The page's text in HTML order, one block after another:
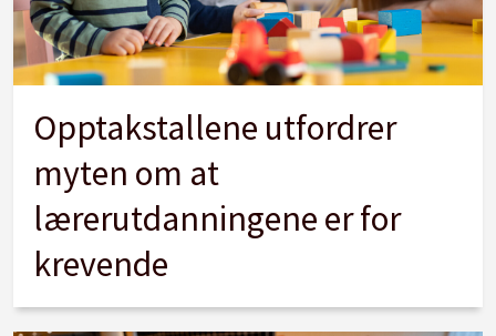
Opptakstallene utfordrer
myten om at
lærerutdanningene er for
krevende